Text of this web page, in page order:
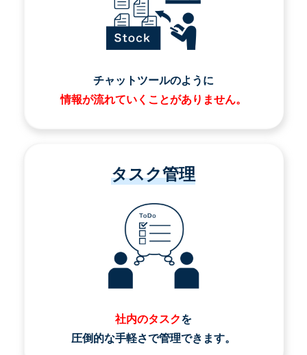
チャットツールのように
情報が流れていくことがありません。
タスク管理
社内のタスクを
圧倒的な手軽さで管理できます。